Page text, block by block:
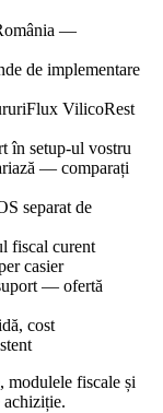
—
de implementare
Flux VilicoRest
în setup-ul vostru
— comparați
separat de
fiscal curent
casier
— ofertă
cost
modulele fiscale și